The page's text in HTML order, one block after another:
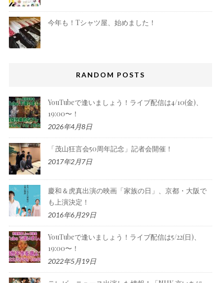
今年も！Tシャツ屋、始めました！
RANDOM POSTS
YouTubeで逢いましょう！ライブ配信は4/10(金)、
19:00〜！
2026年4月8日
「茂山狂言会50周年記念」記者会開催！
2017年2月7日
慶和＆虎真出演の映画「家族の日」、京都・大阪で
も上演決定！
2016年6月29日
YouTubeで逢いましょう！ライブ配信は5/22(日)、
19:00〜！
2022年5月19日